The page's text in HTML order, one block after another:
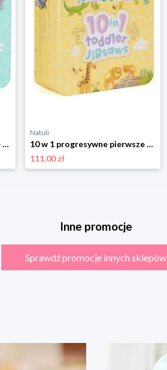
10 w 1 progresywne pierwsze puzzle Dinozaury 30 elementów Boppi
Natuli
10 w 1 progresywne pierwsze puzzle Safari 30 elementów Boppi
111.00 zł
Inne promocje
Sprawdź promocje innych sklepów